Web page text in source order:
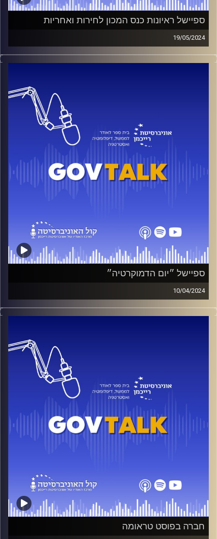
ספיישל ראיונות כנס המכון לחירות ואחריות
19/05/2024
כנס המכון לחירות ואחריות בשיתוף בית הספר לאודר לממשל,
תקיים השנה בנושא השפעת המלחמה בעזה על עתיד
ונעלה את השאלות הכי בוערות, בתקופה זו. בין המרואיינים:
ח״כ זאב אלקין, יו״ר איגוד הסטונדטים הארצי אלחנן פלהיימר,
עו״ד והפובליציסט נדב העצני, פרופ׳ סיון הירש-הפלר ועוד.
הפודאקסט הרשמי של ביה״ס לאודר
לממשל, דיפלומטיה ואסטרטגיה באוניברסיטת רייכמן, בהגשת
אור שושני ויובל סלונים.
קרדיט תמונות:בית ספר לאודר לממשל דיפלומטיה ואסטרטגיה
ספיישל ״יום הדמוקרטיה״
10/04/2024
תיאור פרק: כמו בכל שנה, בית הספר לאודר לממשל, מקיים את
כנס ״יום הדמוקרטיה״. השנה, הכנס התקיים בסימן ״מחשבים
בפרק זה, נראיין את משתתפי הכנס ונעלה את השאלות הכי
בוערות, בתקופה זו. בין המרואיינים: ח״כ שמחה רוטמן, ח״כ
אלון שוסטר מהמחנה הממלכתי, ח״כ אלי דלל מהליכוד, איל נוה
ממייסדי ארגון אחים לנשק, יועז הנדל ורויטל נשיא אחותו של
שלומי זיו שנמצא בשבי החמאס למעלה מחצי שנה
הפודאקסט הרשמי של ביה״ס לאודר
לממשל, דיפלומטיה ואסטרטגיה באוניברסיטת רייכמן, בהגשת
אור שושני ויובל סלונים.
חברה בפוסט טראומה